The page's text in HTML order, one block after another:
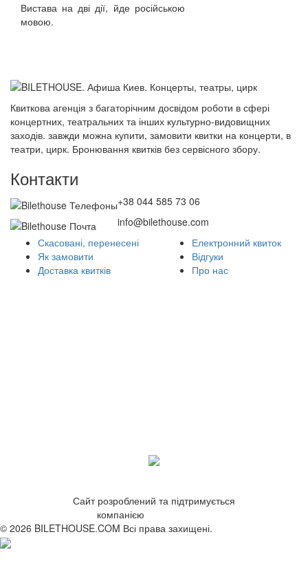
Вистава на дві дії, йде російською
мовою.
Квиткова агенція з багаторічним досвідом роботи в сфері
концертних, театральних та інших культурно-видовищних
заходів. завжди можна купити, замовити квитки на концерти, в
театри, цирк. Бронювання квитків без сервісного збору.
Контакти
+38 044 585 73 06
info@bilethouse.com
Скасовані, перенесені
Як замовити
Доставка квитків
Електронний квиток
Відгуки
Про нас
Сайт розроблений та підтримується
компанією
© 2026 BILETHOUSE.COM Всі права захищені.